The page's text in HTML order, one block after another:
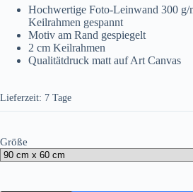
Hochwertige Foto-Leinwand 300 g/
Keilrahmen gespannt
Motiv am Rand gespiegelt
2 cm Keilrahmen
Qualitätdruck matt auf Art Canvas
Lieferzeit: 7 Tage
Größe